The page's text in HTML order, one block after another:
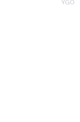
YGO